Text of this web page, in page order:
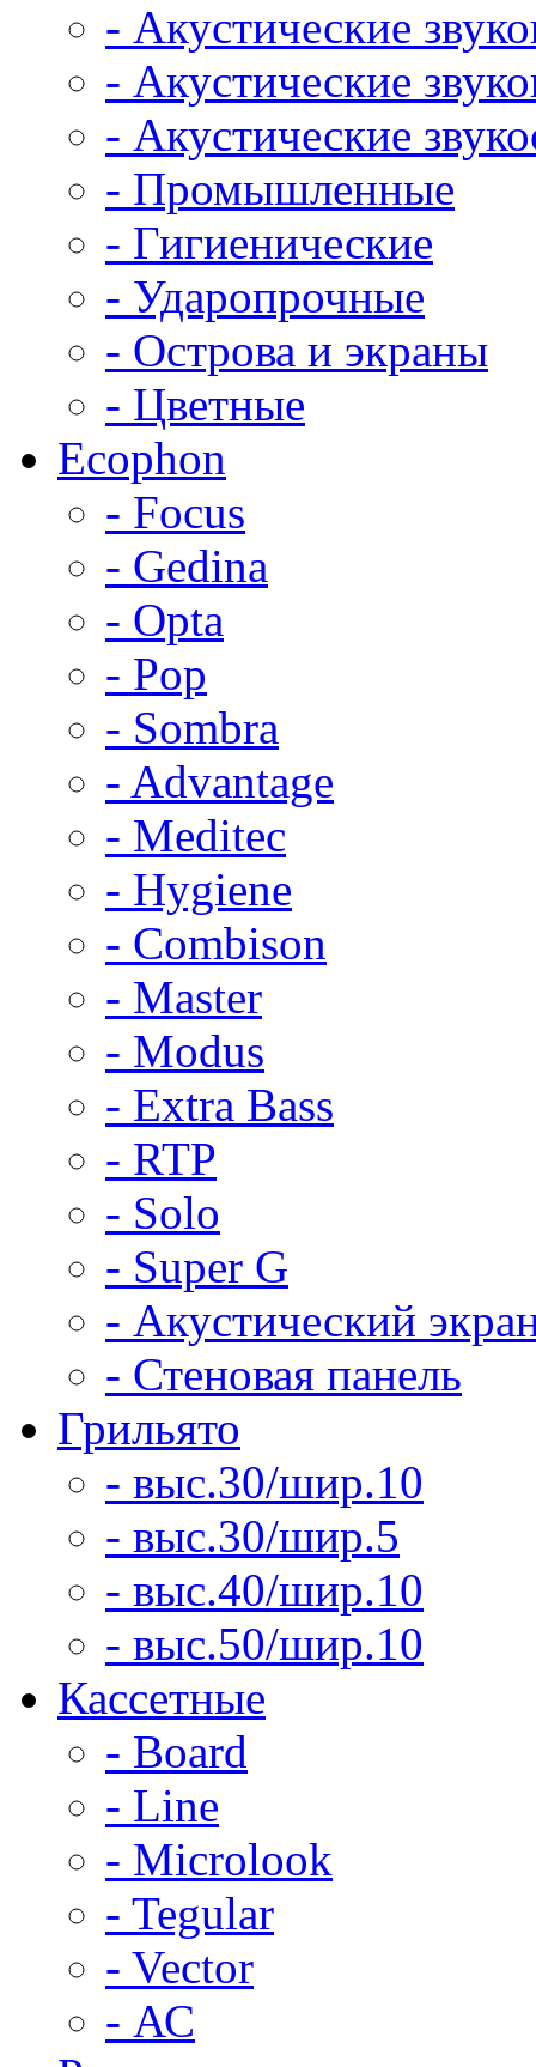
- Акустические
- Акустические
- Акустические
- Промышленные
- Гигиенические
- Ударопрочные
- Острова и экраны
- Цветные
Ecophon
- Focus
- Gedina
- Opta
- Pop
- Sombra
- Advantage
- Meditec
- Hygiene
- Combison
- Master
- Modus
- Extra Bass
- RTP
- Solo
- Super G
- Акустический
- Стеновая панель
Грильято
- выс.30/шир.10
- выс.30/шир.5
- выс.40/шир.10
- выс.50/шир.10
Кассетные
- Board
- Line
- Microlook
- Tegular
- Vector
- АС